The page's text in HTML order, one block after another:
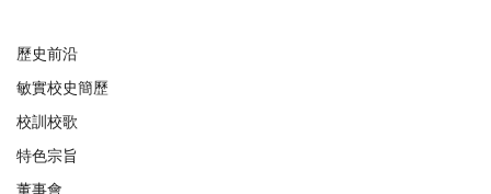
歷史前沿
敏實校史簡歷
校訓校歌
特色宗旨
董事會